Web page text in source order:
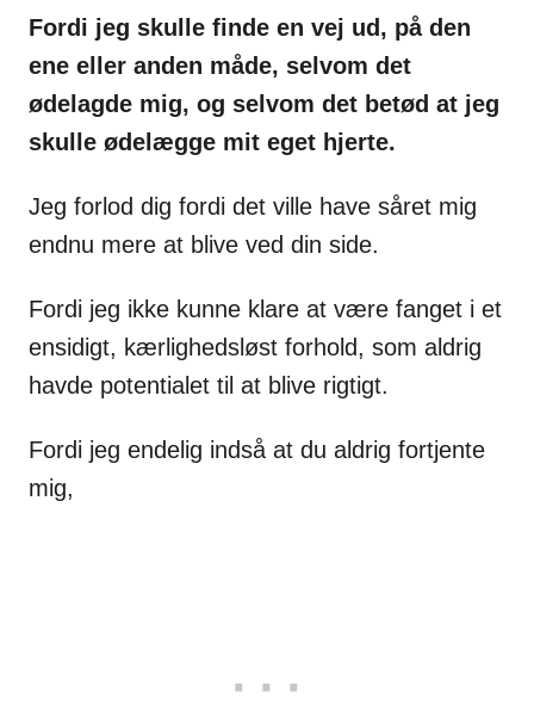
Fordi jeg skulle finde en vej ud, på den
ene eller anden måde, selvom det
ødelagde mig, og selvom det betød at jeg
skulle ødelægge mit eget hjerte.
Jeg forlod dig fordi det ville have såret mig
endnu mere at blive ved din side.
Fordi jeg ikke kunne klare at være fanget i et
ensidigt, kærlighedsløst forhold, som aldrig
havde potentialet til at blive rigtigt.
Fordi jeg endelig indså at du aldrig fortjente
mig,